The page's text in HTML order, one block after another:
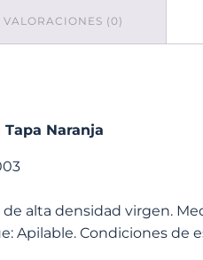
VALORACIONES (0)
Naranja
alta densidad virgen.
Apilable. Condiciones de